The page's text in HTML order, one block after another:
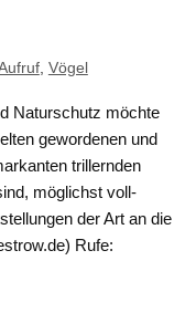
, Vögel
Naturschutz möchte
gewordenen und
trillernden
möglichst voll-
der Art an die
Rufe: